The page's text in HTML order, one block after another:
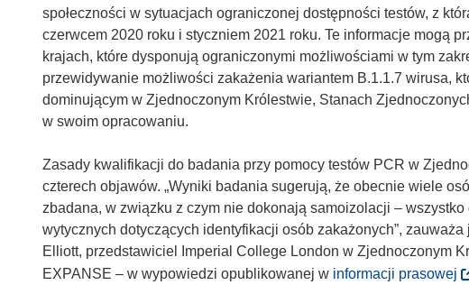
społeczności w sytuacjach ograniczonej dostępności testów, z
czerwcem 2020 roku i styczniem 2021 roku. Te informacje mogą
krajach, które dysponują ograniczonymi możliwościami w tym
przewidywanie możliwości zakażenia wariantem B.1.1.7 wirusa,
dominującym w Zjednoczonym Królestwie, Stanach
w swoim opracowaniu.
Zasady kwalifikacji do badania przy pomocy testów PCR w
czterech objawów. „Wyniki badania sugerują, że obecnie wiele
zbadana, w związku z czym nie dokonają samoizolacji –
wytycznych dotyczących identyfikacji osób zakażonych”, zauważa
Elliott, przedstawiciel Imperial College London w Zjednoczonym
EXPANSE – w wypowiedzi opublikowanej w informacji prasowej